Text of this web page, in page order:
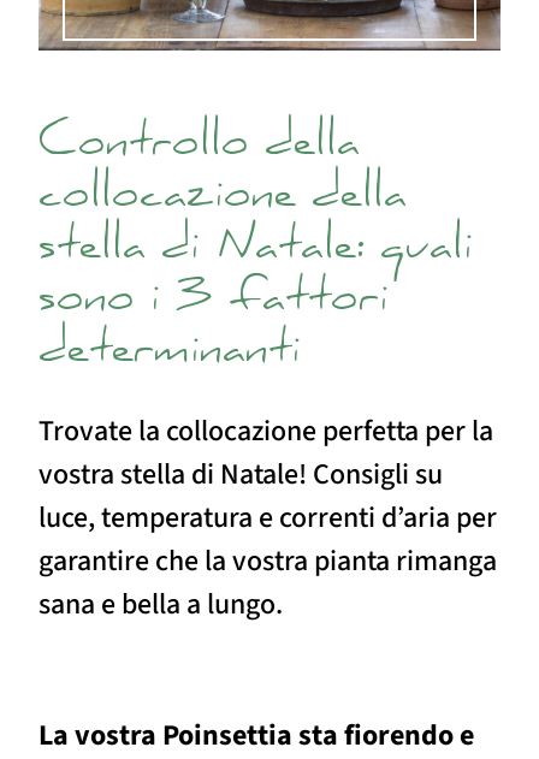
Controllo della
collocazione della
stella di Natale: quali
sono i 3 fattori
determinanti
Trovate la collocazione perfetta per la
vostra stella di Natale! Consigli su
luce, temperatura e correnti d’aria per
garantire che la vostra pianta rimanga
sana e bella a lungo.
La vostra Poinsettia sta fiorendo e